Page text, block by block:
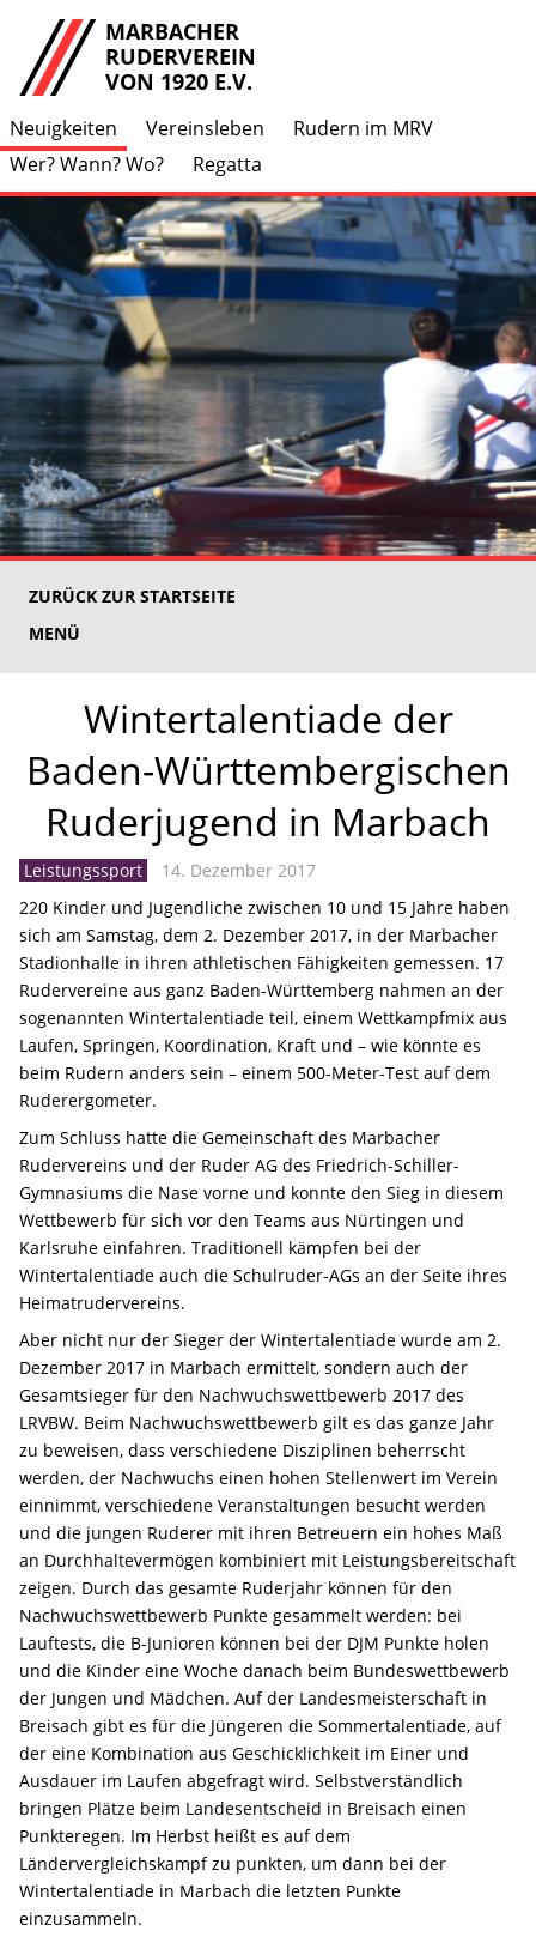
MARBACHER
RUDERVEREIN
VON 1920 E.V.
Neuigkeiten Vereinsleben
Rudern im MRV
Wer? Wann? Wo?
Regatta
ZURÜCK ZUR STARTSEITE
MENÜ
Wintertalentiade der
Baden-Württembergischen
Ruderjugend in Marbach
Leistungssport
14. Dezember 2017
220 Kinder und Jugendliche zwischen 10 und 15 Jahre haben
sich am Samstag, dem 2. Dezember 2017, in der Marbacher
Stadionhalle in ihren athletischen Fähigkeiten gemessen. 17
Rudervereine aus ganz Baden-Württemberg nahmen an der
sogenannten Wintertalentiade teil, einem Wettkampfmix aus
Laufen, Springen, Koordination, Kraft und – wie könnte es
beim Rudern anders sein – einem 500-Meter-Test auf dem
Ruderergometer.
Zum Schluss hatte die Gemeinschaft des Marbacher
Rudervereins und der Ruder AG des Friedrich-Schiller-
Gymnasiums die Nase vorne und konnte den Sieg in diesem
Wettbewerb für sich vor den Teams aus Nürtingen und
Karlsruhe einfahren. Traditionell kämpfen bei der
Wintertalentiade auch die Schulruder-AGs an der Seite ihres
Heimatrudervereins.
Aber nicht nur der Sieger der Wintertalentiade wurde am 2.
Dezember 2017 in Marbach ermittelt, sondern auch der
Gesamtsieger für den Nachwuchswettbewerb 2017 des
LRVBW. Beim Nachwuchswettbewerb gilt es das ganze Jahr
zu beweisen, dass verschiedene Disziplinen beherrscht
werden, der Nachwuchs einen hohen Stellenwert im Verein
einnimmt, verschiedene Veranstaltungen besucht werden
und die jungen Ruderer mit ihren Betreuern ein hohes Maß
an Durchhaltevermögen kombiniert mit Leistungsbereitschaft
zeigen. Durch das gesamte Ruderjahr können für den
Nachwuchswettbewerb Punkte gesammelt werden: bei
Lauftests, die B-Junioren können bei der DJM Punkte holen
und die Kinder eine Woche danach beim Bundeswettbewerb
der Jungen und Mädchen. Auf der Landesmeisterschaft in
Breisach gibt es für die Jüngeren die Sommertalentiade, auf
der eine Kombination aus Geschicklichkeit im Einer und
Ausdauer im Laufen abgefragt wird. Selbstverständlich
bringen Plätze beim Landesentscheid in Breisach einen
Punkteregen. Im Herbst heißt es auf dem
Ländervergleichskampf zu punkten, um dann bei der
Wintertalentiade in Marbach die letzten Punkte
einzusammeln.